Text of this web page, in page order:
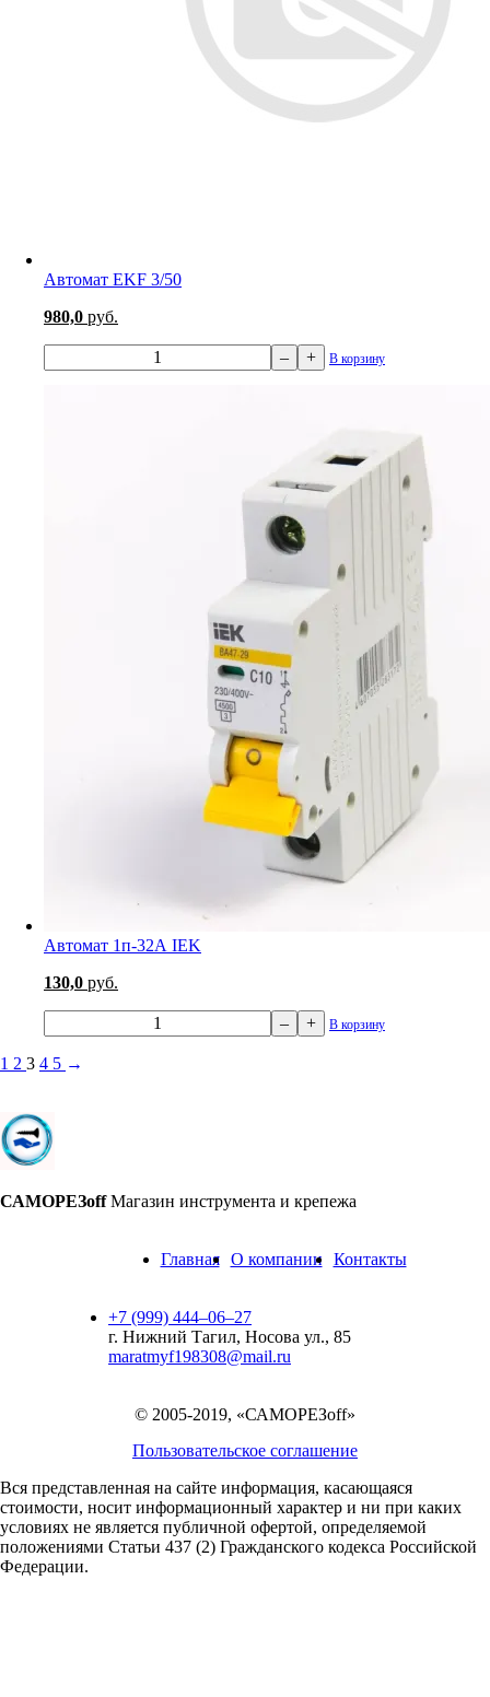
Автомат EKF 3/50
980,0 руб.
– + В корзину
Автомат 1п-32А IEK
130,0 руб.
– + В корзину
1 2 3 4 5 →
САМОРЕЗoff Магазин инструмента и крепежа
Главная О компании Контакты
+7 (999) 444‒06‒27
г. Нижний Тагил, Носова ул., 85
maratmyf198308@mail.ru
© 2005-2019, «САМОРЕЗoff»
Пользовательское соглашение
Вся представленная на сайте информация, касающаяся
стоимости, носит информационный характер и ни при каких
условиях не является публичной офертой, определяемой
положениями Статьи 437 (2) Гражданского кодекса Российской
Федерации.